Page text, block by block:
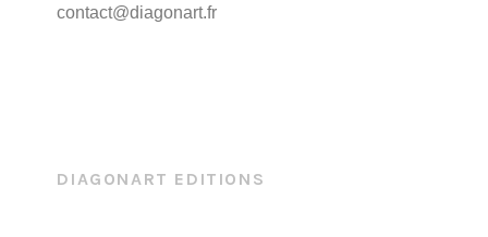
contact@diagonart.fr
DIAGONART EDITIONS